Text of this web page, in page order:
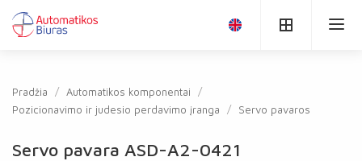
Pradžia
Automatikos komponentai
Pozicionavimo ir judesio perdavimo įranga
Servo pavaros
Servo pavara ASD-A2-0421